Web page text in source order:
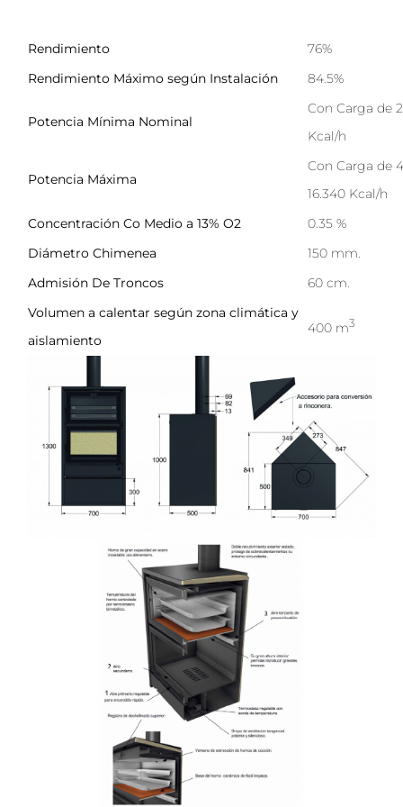
Rendimiento
76%
Rendimiento Máximo según Instalación
84.5%
Potencia Mínima Nominal
Con Carga de
Kcal/h
Potencia Máxima
Con Carga de
16.340 Kcal/h
Concentración Co Medio a 13% O2
0.35 %
Diámetro Chimenea
150 mm.
Admisión De Troncos
60 cm.
Volumen a calentar según zona climática y
aislamiento
400 m3